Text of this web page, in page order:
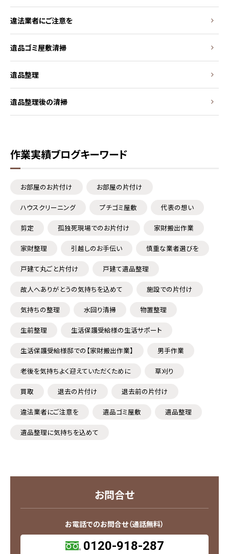
違法業者にご注意を
遺品ゴミ屋敷清掃
遺品整理
遺品整理後の清掃
作業実績ブログキーワード
お部屋のお片付け お部屋の片付け
ハウスクリーニング プチゴミ屋敷 代表の想い
剪定 孤独死現場でのお片付け 家財搬出作業
家財整理 引越しのお手伝い 慎重な業者選びを
戸建て丸ごと片付け 戸建て遺品整理
故人へありがとうの気持ちを込めて 施設での片付け
気持ちの整理 水回り清掃 物置整理
生前整理 生活保護受給様の生活サポート
生活保護受給様邸での【家財搬出作業】 男手作業
老後を気持ちよく迎えていただくために 草刈り
買取 退去の片付け 退去前の片付け
違法業者にご注意を 遺品ゴミ屋敷 遺品整理
遺品整理に気持ちを込めて
お問合せ
お電話でのお問合せ（通話無料）
0120-918-287